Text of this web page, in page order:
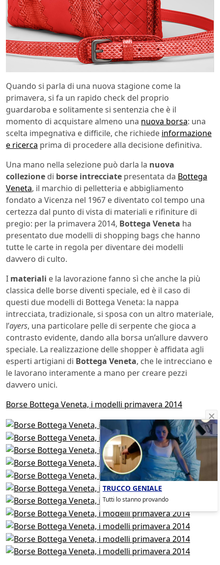
Quando si parla di una nuova stagione come la
primavera, si fa un rapido check del proprio
guardaroba e solitamente si sentenzia che è il
momento di acquistare almeno una nuova borsa: una
scelta impegnativa e difficile, che richiede informazione
e ricerca prima di procedere alla decisione definitiva.
Una mano nella selezione può darla la nuova
collezione di borse intrecciate presentata da Bottega
Veneta, il marchio di pelletteria e abbigliamento
fondato a Vicenza nel 1967 e diventato col tempo una
certezza dal punto di vista di materiali e rifiniture di
pregio: per la primavera 2014, Bottega Veneta ha
presentato due modelli di shopping bags che hanno
tutte le carte in regola per diventare dei modelli
davvero di culto.
I materiali e la lavorazione fanno sì che anche la più
classica delle borse diventi speciale, ed è il caso di
questi due modelli di Bottega Veneta: la nappa
intrecciata, tradizionale, si sposa con un altro materiale,
l’ayers, una particolare pelle di serpente che gioca a
contrasto evidente, dando alla borsa un’allure davvero
speciale. La realizzazione delle shopper è affidata agli
esperti artigiani di Bottega Veneta, che le intrecciano e
le lavorano interamente a mano per creare pezzi
davvero unici.
Borse Bottega Veneta, i modelli primavera 2014
TRUCCO GENIALE
Tutti lo stanno provando